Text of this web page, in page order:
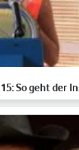
So geht der